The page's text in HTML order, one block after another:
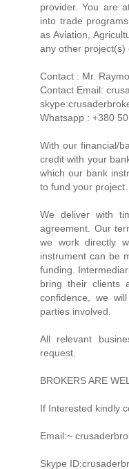
provider. You are
into trade
as Aviation,
any other project(s)
Contact : Mr.
Contact Email:
Whatsapp : +380
With our financial/
credit with your
which our bank
to fund your project.
We deliver with
agreement. Our
we work directly
instrument can be
funding.
bring their clients
confidence, we
parties involved.
All relevant
request.
BROKERS ARE
If Interested kindly
Email:~
Skype